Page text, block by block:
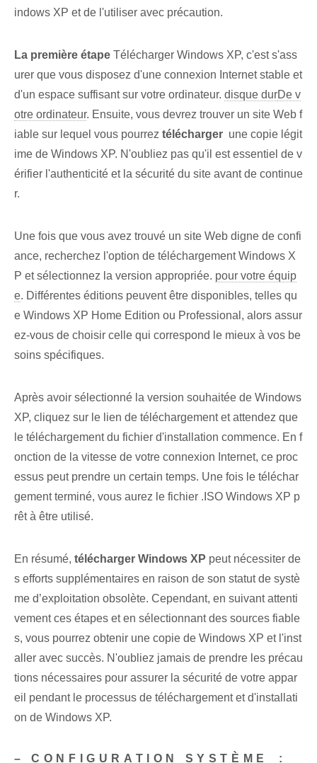
indows XP et de l'utiliser avec précaution.
La première étape Télécharger Windows XP, c'est s'ass
urer que vous disposez d'une connexion Internet stable et
d'un espace suffisant sur votre ordinateur. disque durDe v
otre ordinateur. ⁢Ensuite, vous devrez trouver un site Web f
iable sur lequel vous pourrez télécharger ⁤ une copie légit
ime de Windows⁣ XP. N'oubliez pas qu'il est essentiel de v
érifier l'authenticité et la sécurité du site avant de continue
r.
Une fois que vous avez trouvé un site Web digne de confi
ance, recherchez l'option de téléchargement Windows ⁢X
P et sélectionnez la version appropriée. pour votre équip
e. Différentes éditions peuvent être disponibles, telles qu
e Windows XP Home Edition ou Professional, alors assur
ez-vous de choisir celle qui correspond le mieux à vos be
soins spécifiques.
Après avoir sélectionné la version souhaitée de Windows
XP, cliquez sur le lien de téléchargement et attendez que
le téléchargement du fichier d'installation commence. En f
onction de la vitesse de votre connexion Internet, ce proc
essus peut prendre un certain temps. Une fois le téléchar
gement terminé, vous aurez le fichier .ISO Windows XP p
rêt à être utilisé.
En résumé, télécharger Windows XP peut nécessiter de
s efforts supplémentaires en raison de son statut de systè
me d’exploitation obsolète. Cependant,⁢ en suivant attenti
vement ces étapes et en sélectionnant des sources fiable
s, vous pourrez obtenir une copie de Windows XP et l'inst
aller avec succès. N'oubliez jamais de prendre les précau
tions nécessaires pour assurer la sécurité de votre appar
eil pendant le processus de téléchargement et d'installati
on de Windows XP.
– CONFIGURATION SYSTÈME⁢ :